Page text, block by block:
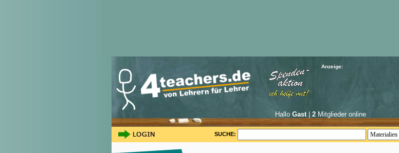
Anzeige:
Hallo Gast| 2Mitglieder online
SUCHE: